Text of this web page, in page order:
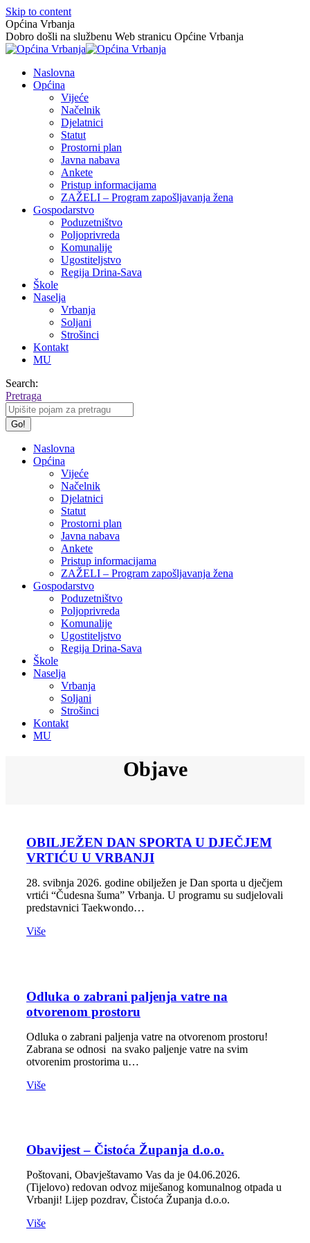
Skip to content
Općina Vrbanja
Dobro došli na službenu Web stranicu Općine Vrbanja
Naslovna
Općina
Vijeće
Načelnik
Djelatnici
Statut
Prostorni plan
Javna nabava
Ankete
Pristup informacijama
ZAŽELI – Program zapošljavanja žena
Gospodarstvo
Poduzetništvo
Poljoprivreda
Komunalije
Ugostiteljstvo
Regija Drina-Sava
Škole
Naselja
Vrbanja
Soljani
Strošinci
Kontakt
MU
Search:
Pretraga
Naslovna
Općina
Vijeće
Načelnik
Djelatnici
Statut
Prostorni plan
Javna nabava
Ankete
Pristup informacijama
ZAŽELI – Program zapošljavanja žena
Gospodarstvo
Poduzetništvo
Poljoprivreda
Komunalije
Ugostiteljstvo
Regija Drina-Sava
Škole
Naselja
Vrbanja
Soljani
Strošinci
Kontakt
MU
Objave
OBILJEŽEN DAN SPORTA U DJEČJEM
VRTIĆU U VRBANJI
28. svibnja 2026. godine obilježen je Dan sporta u dječjem
vrtići “Čudesna šuma” Vrbanja. U programu su sudjelovali
predstavnici Taekwondo…
Više
Odluka o zabrani paljenja vatre na
otvorenom prostoru
Odluka o zabrani paljenja vatre na otvorenom prostoru!
Zabrana se odnosi na svako paljenje vatre na svim
otvorenim prostorima u…
Više
Obavijest – Čistoća Županja d.o.o.
Poštovani, Obavještavamo Vas da je 04.06.2026.
(Tijelovo) redovan odvoz miješanog komunalnog otpada u
Vrbanji! Lijep pozdrav, Čistoća Županja d.o.o.
Više